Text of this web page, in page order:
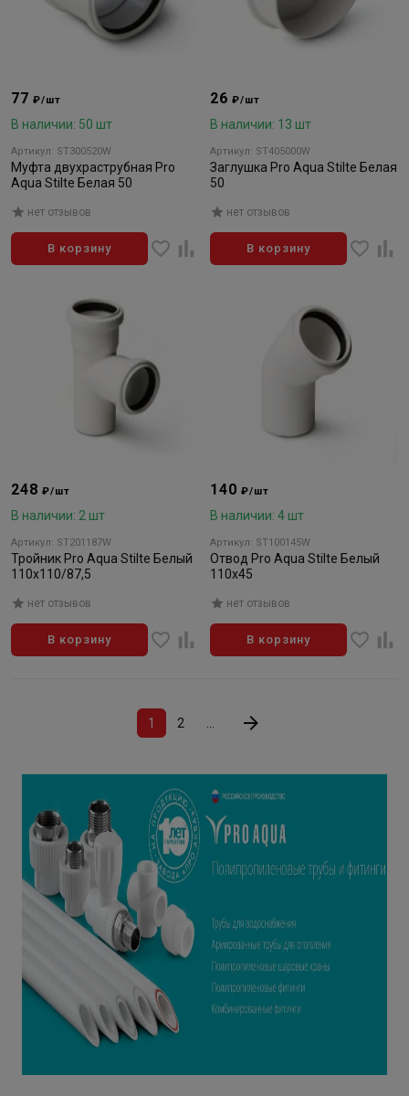
77₽/шт
В наличии: 50 шт
Артикул: ST300520W
Муфта двухраструбная Pro
Aqua Stilte Белая 50
нет отзывов
В корзину
26₽/шт
В наличии: 13 шт
Артикул: ST405000W
Заглушка Pro Aqua Stilte Белая
50
нет отзывов
В корзину
248₽/шт
В наличии: 2 шт
Артикул: ST201187W
Тройник Pro Aqua Stilte Белый
110x110/87,5
нет отзывов
В корзину
140₽/шт
В наличии: 4 шт
Артикул: ST100145W
Отвод Pro Aqua Stilte Белый
110x45
нет отзывов
В корзину
1 2